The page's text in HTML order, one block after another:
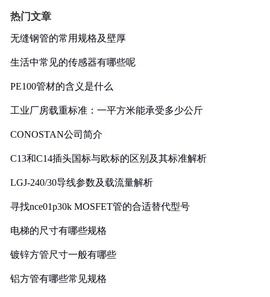
热门文章
无缝钢管的常用规格及壁厚
生活中常见的传感器有哪些呢
PE100管材的含义是什么
工业厂房载重标准：一平方米能承受多少公斤
CONOSTAN公司简介
C13和C14插头国标与欧标的区别及其标准解析
LGJ-240/30导线参数及载流量解析
寻找nce01p30k MOSFET管的合适替代型号
电梯的尺寸有哪些规格
镀锌方管尺寸一般有哪些
铝方管有哪些常见规格